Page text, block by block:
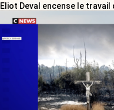
Eliot Deval encense le travail